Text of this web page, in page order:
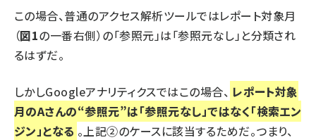
この場合、普通のアクセス解析ツールではレポート対象月
（図1の一番右側）の「参照元」は「参照元なし」と分類され
るはずだ。
しかしGoogleアナリティクスではこの場合、 レポート対象
月のAさんの“参照元”は「参照元なし」ではなく「検索エン
ジン」となる 。上記②のケースに該当するためだ。つまり、